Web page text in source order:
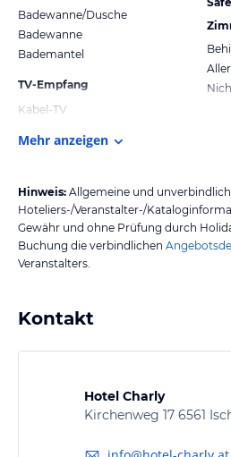
Badewanne/Dusche
Badewanne
Bademantel
TV-Empfang
Kabel-TV
Mehr anzeigen
Hinweis: Allgemeine und
Hoteliers-/Veranstalter-/
Gewähr und ohne Prüfung durch
Buchung die verbindlichen
Veranstalters.
Kontakt
Hotel Charly
Kirchenweg 17 6561